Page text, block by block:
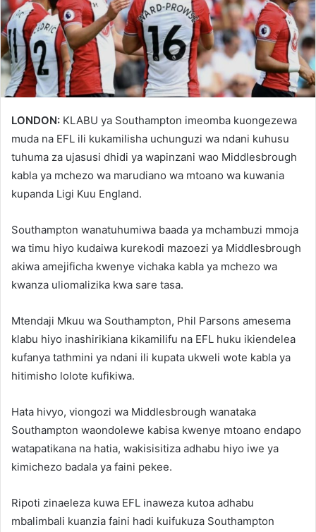
LONDON: KLABU ya Southampton imeomba kuongezewa
muda na EFL ili kukamilisha uchunguzi wa ndani kuhusu
tuhuma za ujasusi dhidi ya wapinzani wao Middlesbrough
kabla ya mchezo wa marudiano wa mtoano wa kuwania
kupanda Ligi Kuu England.
Southampton wanatuhumiwa baada ya mchambuzi mmoja
wa timu hiyo kudaiwa kurekodi mazoezi ya Middlesbrough
akiwa amejificha kwenye vichaka kabla ya mchezo wa
kwanza uliomalizika kwa sare tasa.
Mtendaji Mkuu wa Southampton, Phil Parsons amesema
klabu hiyo inashirikiana kikamilifu na EFL huku ikiendelea
kufanya tathmini ya ndani ili kupata ukweli wote kabla ya
hitimisho lolote kufikiwa.
Hata hivyo, viongozi wa Middlesbrough wanataka
Southampton waondolewe kabisa kwenye mtoano endapo
watapatikana na hatia, wakisisitiza adhabu hiyo iwe ya
kimichezo badala ya faini pekee.
Ripoti zinaeleza kuwa EFL inaweza kutoa adhabu
mbalimbali kuanzia faini hadi kuifukuza Southampton